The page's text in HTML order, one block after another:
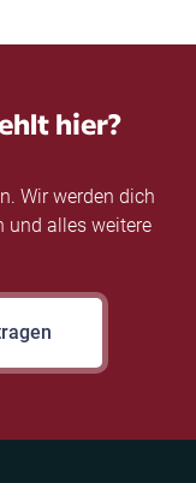
hier?
Wir werden dich
alles weitere